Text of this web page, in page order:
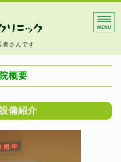
千葉県成田市の
者さんです
概要
備紹介